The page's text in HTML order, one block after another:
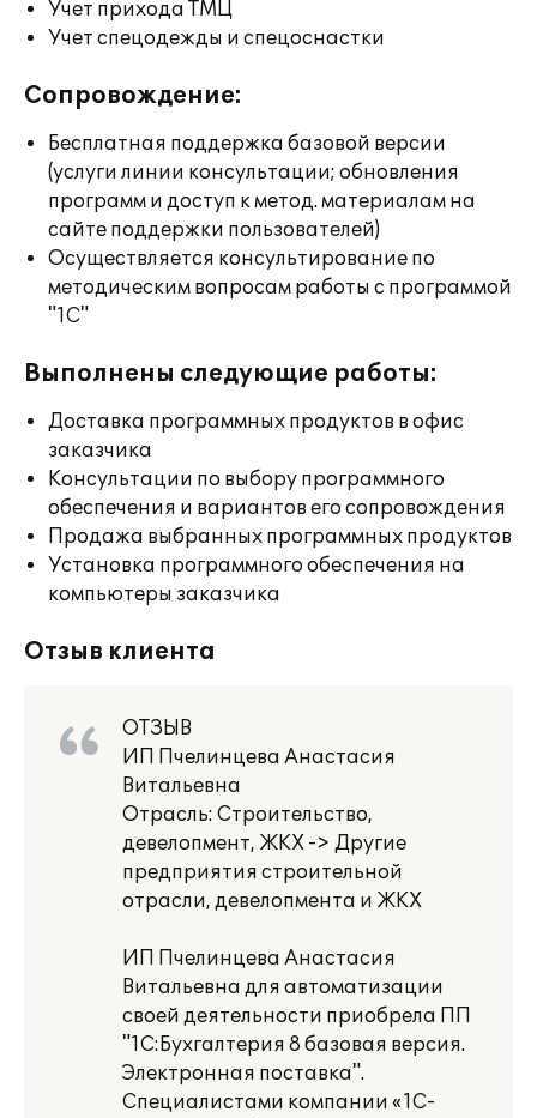
Учет прихода ТМЦ
Учет спецодежды и спецоснастки
Сопровождение:
Бесплатная поддержка базовой версии
(услуги линии консультации; обновления
программ и доступ к метод. материалам на
сайте поддержки пользователей)
Осуществляется консультирование по
методическим вопросам работы с программой
"1С"
Выполнены следующие работы:
Доставка программных продуктов в офис
заказчика
Консультации по выбору программного
обеспечения и вариантов его сопровождения
Продажа выбранных программных продуктов
Установка программного обеспечения на
компьютеры заказчика
Отзыв клиента
ОТЗЫВ
ИП Пчелинцева Анастасия
Витальевна
Отрасль: Строительство,
девелопмент, ЖКХ -> Другие
предприятия строительной
отрасли, девелопмента и ЖКХ
ИП Пчелинцева Анастасия
Витальевна для автоматизации
своей деятельности приобрела ПП
"1С:Бухгалтерия 8 базовая версия.
Электронная поставка".
Специалистами компании «1С-